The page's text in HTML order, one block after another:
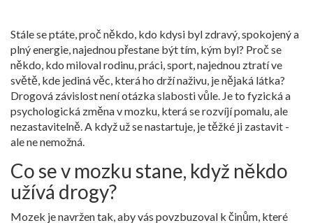
Stále se ptáte, proč někdo, kdo kdysi byl zdravý, spokojený a
plný energie, najednou přestane být tím, kým byl? Proč se
někdo, kdo miloval rodinu, práci, sport, najednou ztratí ve
světě, kde jediná věc, která ho drží naživu, je nějaká látka?
Drogová závislost není otázka slabosti vůle. Je to fyzická a
psychologická změna v mozku, která se rozvíjí pomalu, ale
nezastavitelně. A když už se nastartuje, je těžké ji zastavit -
ale ne nemožná.
Co se v mozku stane, když někdo
užívá drogy?
Mozek je navržen tak, aby vás povzbuzoval k činům, které